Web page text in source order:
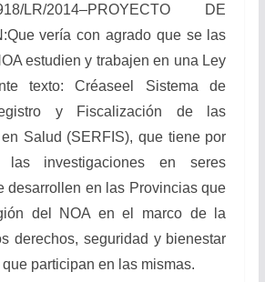
LR/2014–PROYECTO DE
vería con agrado que se las
estudien y trabajen en una Ley
texto: Créaseel Sistema de
y Fiscalización de las
en Salud (SERFIS), que tiene por
las investigaciones en seres
desarrollen en las Provincias que
del NOA en el marco de la
derechos, seguridad y bienestar
participan en las mismas.